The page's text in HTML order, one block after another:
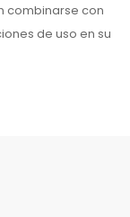
combinarse con
de uso en su